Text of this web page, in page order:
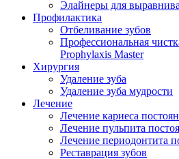
Элайнеры для
Профилактика
Отбеливание зубов
Профессиональная
Prophylaxis Master
Хирургия
Удаление зуба
Удаление зуба мудрости
Лечение
Лечение кариеса
Лечение пульпита
Лечение периодонтита
Реставрация зубов